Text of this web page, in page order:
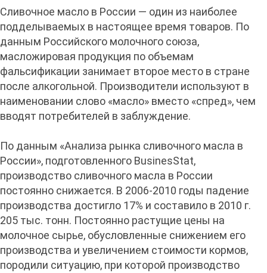
Сливочное масло в России — один из наиболее
подделываемых в настоящее время товаров. По
данным Российского молочного союза,
масложировая продукция по объемам
фальсификации занимает второе место в стране
после алкогольной. Производители используют в
наименовании слово «масло» вместо «спред», чем
вводят потребителей в заблуждение.
По данным «Анализа рынка сливочного масла в
России», подготовленного BusinesStat,
производство сливочного масла в России
постоянно снижается. В 2006-2010 годы падение
производства достигло 17% и составило в 2010 г.
205 тыс. тонн. Постоянно растущие цены на
молочное сырье, обусловленные снижением его
производства и увеличением стоимости кормов,
породили ситуацию, при которой производство